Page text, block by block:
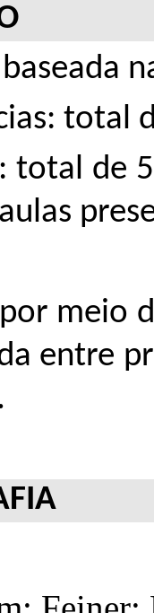
total
total de
por
entre